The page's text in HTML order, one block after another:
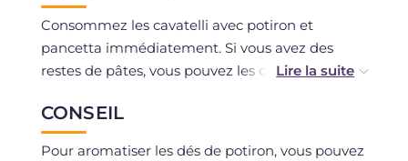
Consommez les cavatelli avec potiron et
pancetta immédiatement. Si vous avez des
restes de pâtes, vous pouvez les conserver au
hermétique. La congélation du plat fini est
déconseillée, mais vous pouvez congeler les dés
CONSEIL
Pour aromatiser les dés de potiron, vous pouvez